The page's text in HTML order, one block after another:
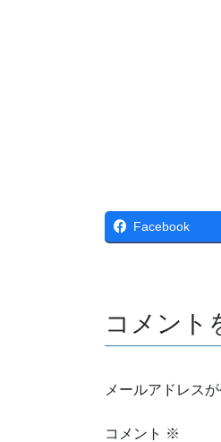
Facebook
コメント
メールアドレス
コメント ※